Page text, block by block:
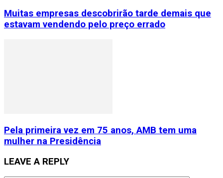
Muitas empresas descobrirão tarde demais que
estavam vendendo pelo preço errado
Pela primeira vez em 75 anos, AMB tem uma
mulher na Presidência
LEAVE A REPLY